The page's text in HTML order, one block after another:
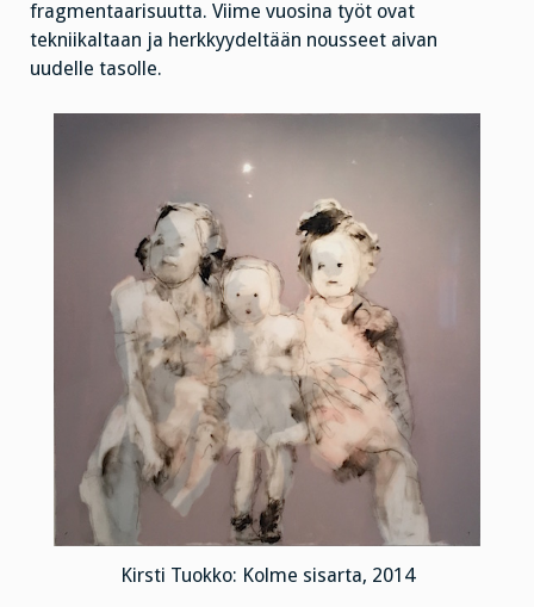
fragmentaarisuutta. Viime vuosina työt ovat
tekniikaltaan ja herkkyydeltään nousseet aivan
uudelle tasolle.
Kirsti Tuokko: Kolme sisarta, 2014